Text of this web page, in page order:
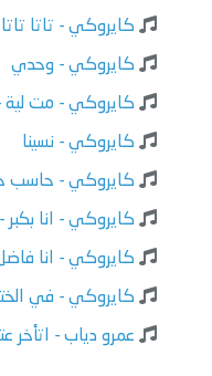
كايروكي - تاتا تاتا
كايروكي - وحدي
كايروكي - مت
كايروكي - نسينا
كايروكي - حاسب
كايروكي - انا
كايروكي - انا
كايروكي - في
عمرو دياب - اتأخر